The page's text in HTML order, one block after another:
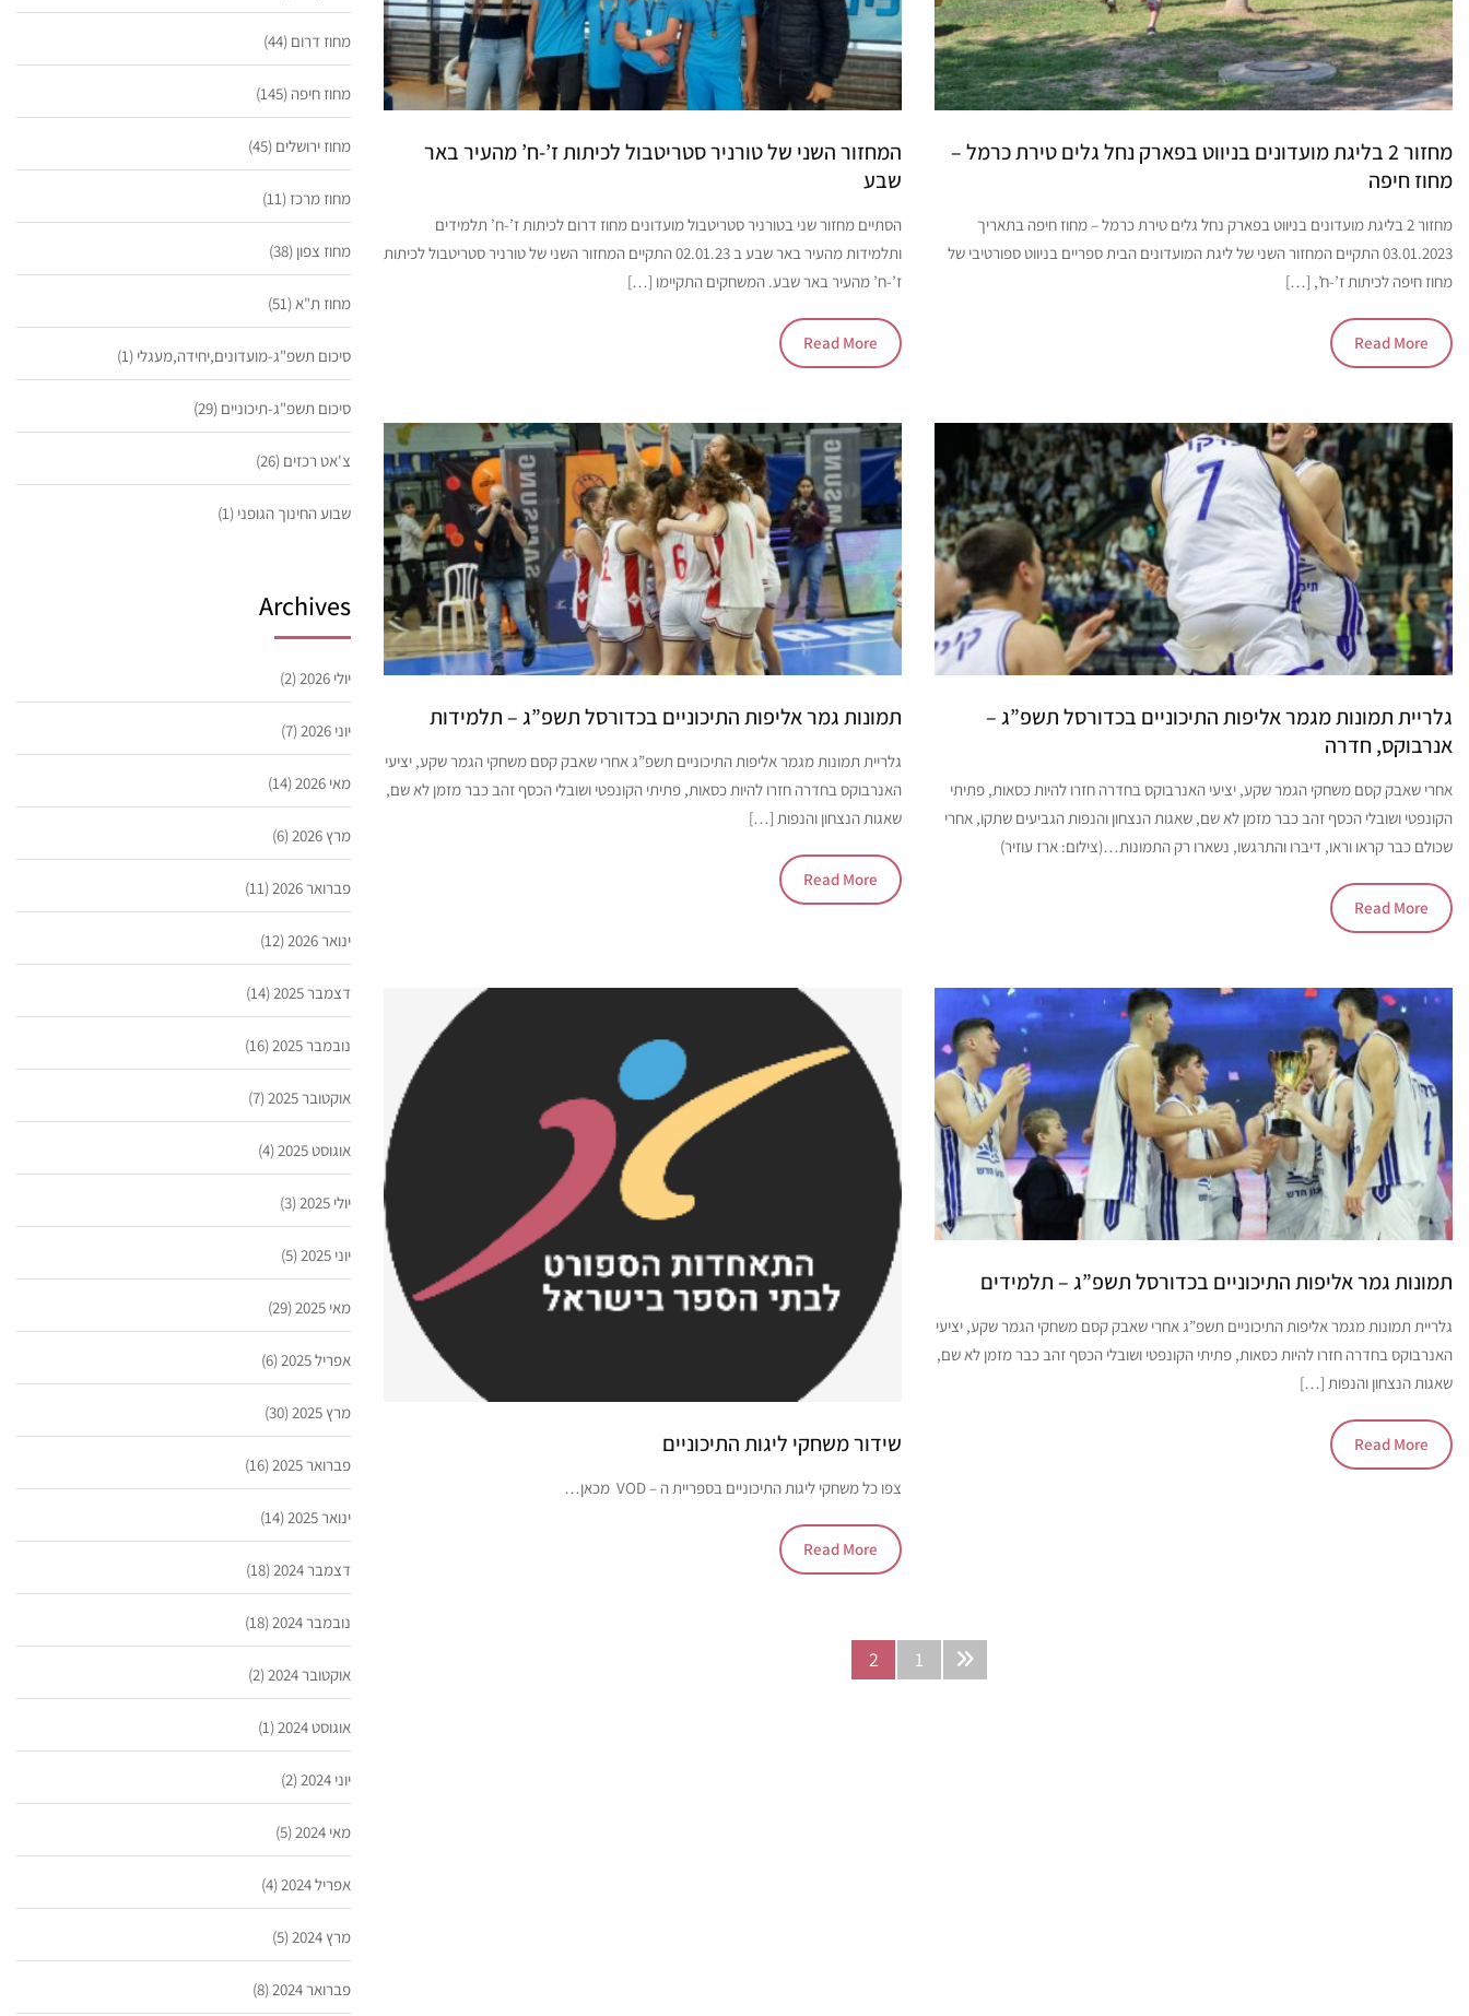
מחזור 2 בליגת מועדונים בניווט בפארק נחל גלים טירת כרמל –
מחוז חיפה
מחזור 2 בליגת מועדונים בניווט בפארק נחל גלים טירת כרמל – מחוז חיפה בתאריך
03.01.2023 התקיים המחזור השני של ליגת המועדונים הבית ספריים בניווט ספורטיבי של
מחוז חיפה לכיתות ז’-ח’, […]
Read More
המחזור השני של טורניר סטריטבול לכיתות ז’-ח’ מהעיר באר
שבע
הסתיים מחזור שני בטורניר סטריטבול מועדונים מחוז דרום לכיתות ז’-ח’ תלמידים
ותלמידות מהעיר באר שבע ב 02.01.23 התקיים המחזור השני של טורניר סטריטבול לכיתות
ז’-ח’ מהעיר באר שבע. המשחקים התקיימו […]
Read More
גלריית תמונות מגמר אליפות התיכוניים בכדורסל תשפ”ג –
אנרבוקס, חדרה
אחרי שאבק קסם משחקי הגמר שקע, יציעי האנרבוקס בחדרה חזרו להיות כסאות, פתיתי
הקונפטי ושובלי הכסף זהב כבר מזמן לא שם, שאגות הנצחון והנפות הגביעים שתקו, אחרי
שכולם כבר קראו וראו, דיברו והתרגשו, נשארו רק התמונות…(צילום: ארז עוזיר)
Read More
תמונות גמר אליפות התיכוניים בכדורסל תשפ”ג – תלמידות
גלריית תמונות מגמר אליפות התיכוניים תשפ”ג אחרי שאבק קסם משחקי הגמר שקע, יציעי
האנרבוקס בחדרה חזרו להיות כסאות, פתיתי הקונפטי ושובלי הכסף זהב כבר מזמן לא שם,
שאגות הנצחון והנפות […]
Read More
תמונות גמר אליפות התיכוניים בכדורסל תשפ”ג – תלמידים
גלריית תמונות מגמר אליפות התיכוניים תשפ”ג אחרי שאבק קסם משחקי הגמר שקע, יציעי
האנרבוקס בחדרה חזרו להיות כסאות, פתיתי הקונפטי ושובלי הכסף זהב כבר מזמן לא שם,
שאגות הנצחון והנפות […]
Read More שידור משחקי ליגות התיכוניים
צפו כל משחקי ליגות התיכוניים בספריית ה – VOD מכאן…
Read More
1
2
מחוז דרום (44)
מחוז חיפה (145)
מחוז ירושלים (45)
מחוז מרכז (11)
מחוז צפון (38)
מחוז ת"א(51)
סיכום תשפ"ג-מועדונים,יחידה,מעגלי (1)
סיכום תשפ"ג-תיכוניים (29)
צ'אט רכזים (26)
שבוע החינוך הגופני (1)
Archives
יולי 2026 (2)
יוני 2026 (7)
מאי 2026 (14)
מרץ 2026 (6)
פברואר 2026 (11)
ינואר 2026 (12)
דצמבר 2025 (14)
נובמבר 2025 (16)
אוקטובר 2025 (7)
אוגוסט 2025 (4)
יולי 2025 (3)
יוני 2025 (5)
מאי 2025 (29)
אפריל 2025 (6)
מרץ 2025 (30)
פברואר 2025 (16)
ינואר 2025 (14)
דצמבר 2024 (18)
נובמבר 2024 (18)
אוקטובר 2024 (2)
אוגוסט 2024 (1)
יוני 2024 (2)
מאי 2024 (5)
אפריל 2024 (4)
מרץ 2024 (5)
פברואר 2024 (8)